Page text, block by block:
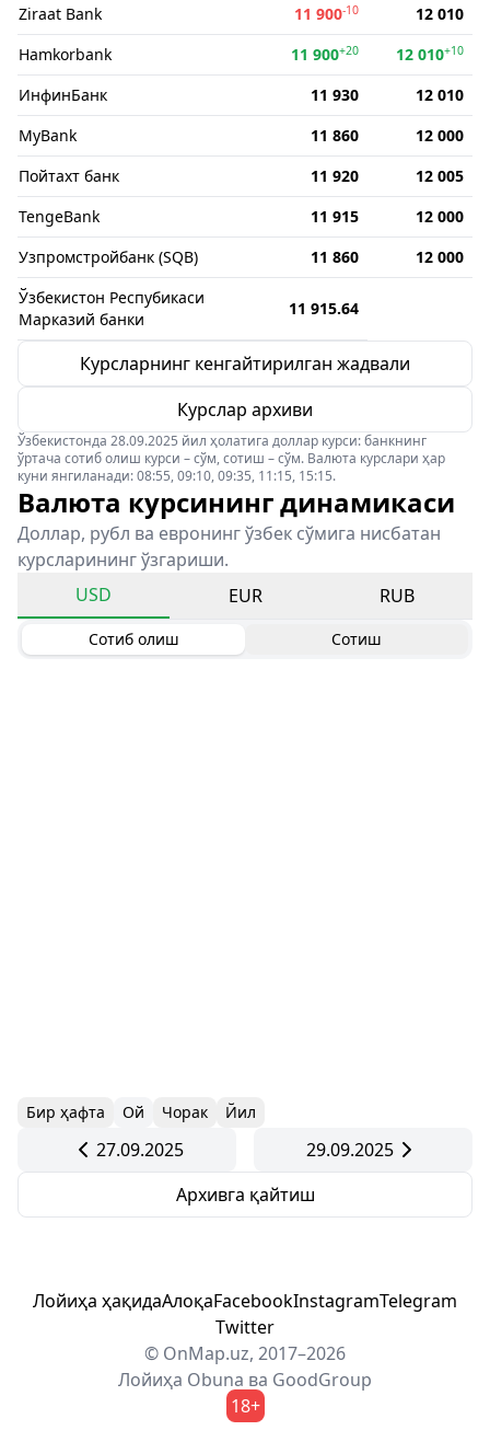
Ziraat Bank
11 900-10
12 010
Hamkorbank
11 900+20 12 010+10
ИнфинБанк 11 930
12 010
MyBank
11 860
12 000
Пойтахт банк
11 920
12 005
TengeBank
11 915
12 000
Узпромстройбанк (SQB)
11 860
12 000
Ўзбекистон Респубикаси
Марказий банки
11 915.64
Курсларнинг кенгайтирилган жадвали
Курслар архиви
Ўзбекистонда 28.09.2025 йил ҳолатига доллар курси: банкнинг
ўртача сотиб олиш курси – сўм, сотиш – сўм. Валюта курслари ҳар
куни янгиланади: 08:55, 09:10, 09:35, 11:15, 15:15.
Валюта курсининг динамикаси
Доллар, рубл ва евронинг ўзбек сўмига нисбатан
курсларининг ўзгариши.
USD
EUR RUB
Сотиб олиш Сотиш
Бир ҳафта Ой Чорак Йил
27.09.2025
29.09.2025
Архивга қайтиш
Лойиҳа ҳақидаАлоқаFacebookInstagramTelegram
Twitter
© OnMap.uz, 2017–2026
Лойиҳа Obuna ва GoodGroup
18+